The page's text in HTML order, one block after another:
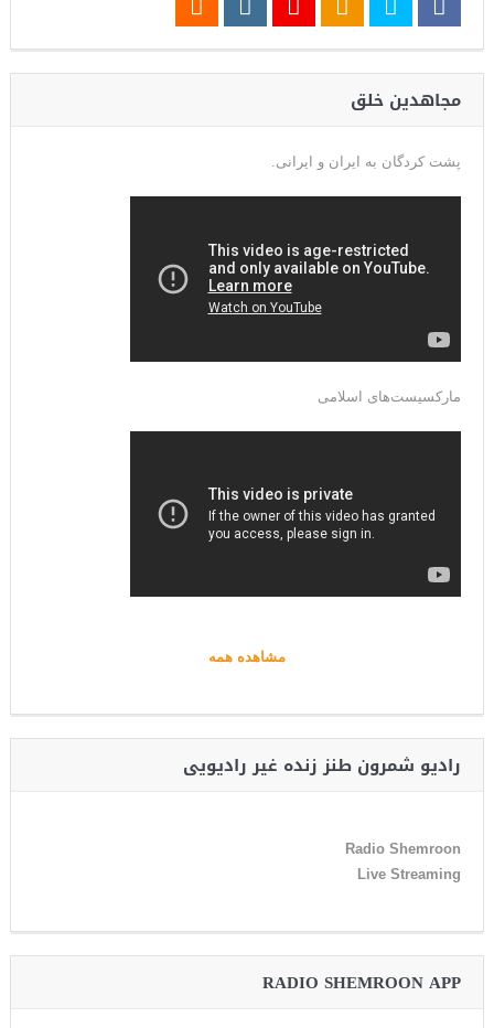
مجاهدین خلق
پشت کردگان به ایران و ایرانی.
مارکسیست‌های اسلامی
مشاهده همه
رادیو شمرون طنز زنده غیر رادیویی
Radio Shemroon
Live Streaming
RADIO SHEMROON APP